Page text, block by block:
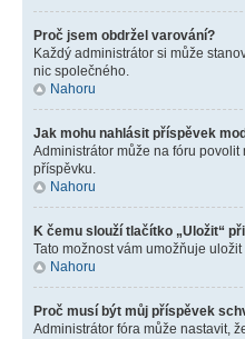
Proč jsem obdržel varování?
Každý administrátor si může
nic společného.
Nahoru
Jak mohu nahlásit příspěvek
Administrátor může na fóru
příspěvku.
Nahoru
K čemu slouží tlačítko „Uložit“
Tato možnost vám umožňuje
Nahoru
Proč musí být můj příspěvek
Administrátor fóra může nastavit,